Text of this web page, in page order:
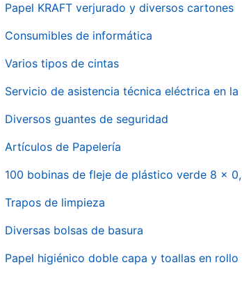
Papel KRAFT verjurado y diversos cartones
Consumibles de informática
Varios tipos de cintas
Servicio de asistencia técnica eléctrica en
Diversos guantes de seguridad
Artículos de Papelería
100 bobinas de fleje de plástico verde 8 x
Trapos de limpieza
Diversas bolsas de basura
Papel higiénico doble capa y toallas en rollo